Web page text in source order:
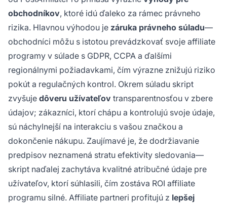
obchodníkov, ktoré idú ďaleko za rámec právneho
rizika. Hlavnou výhodou je záruka právneho súladu—
obchodníci môžu s istotou prevádzkovať svoje affiliate
programy v súlade s GDPR, CCPA a ďalšími
regionálnymi požiadavkami, čím výrazne znižujú riziko
pokút a regulačných kontrol. Okrem súladu skript
zvyšuje dôveru užívateľov transparentnosťou v zbere
údajov; zákazníci, ktorí chápu a kontrolujú svoje údaje,
sú náchylnejší na interakciu s vašou značkou a
dokončenie nákupu. Zaujímavé je, že dodržiavanie
predpisov neznamená stratu efektivity sledovania—
skript naďalej zachytáva kvalitné atribučné údaje pre
užívateľov, ktorí súhlasili, čím zostáva ROI affiliate
programu silné. Affiliate partneri profitujú z lepšej